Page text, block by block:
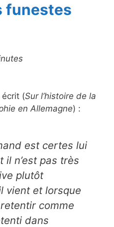
funestes
écrit (Sur l’histoire de la
en Allemagne) :
est certes lui
il n’est pas très
plutôt
vient et lorsque
comme
dans